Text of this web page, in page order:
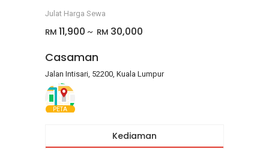
Julat Harga Sewa
RM 11,900 ~ RM 30,000
Casaman
Jalan Intisari, 52200, Kuala Lumpur
PETA
Kediaman